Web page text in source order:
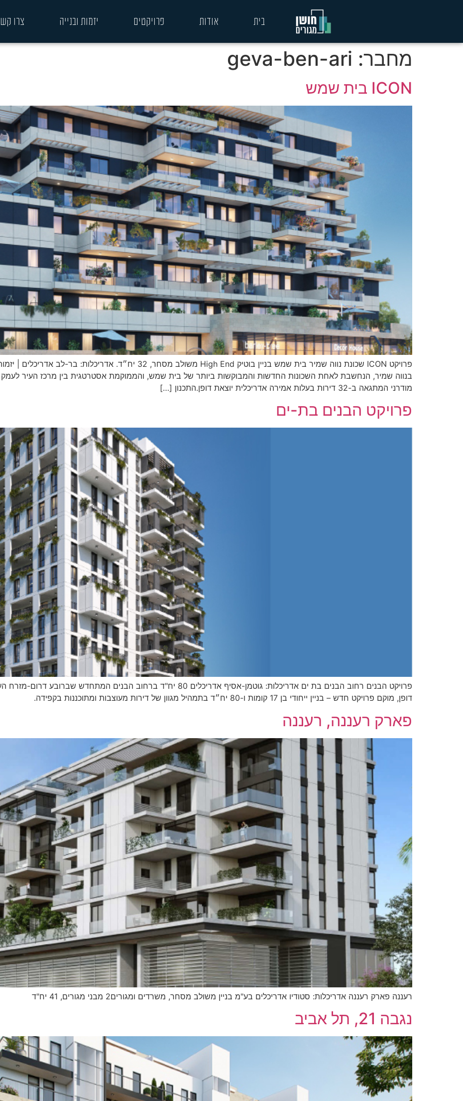
בית אודות פרויקטים יזמות ובנייה צרו
מחבר: geva-ben-ari
ICON בית שמש
מודרני המתגאה ב-32 דירות בעלות אמירה אדריכלית יוצאת דופן.התכנון […]
פרויקט הבנים בת-ים
פרויקט הבנים רחוב הבנים בת ים אדריכלות: גוטמן-אסיף אדריכלים 80 יח"ד ברחוב
דופן, מוקם פרויקט חדש – בניין ייחודי בן 17 קומות ו-80 יח״ד בתמהיל מגוון של דירות מעוצבות ומתוכננות בקפידה.
פארק רעננה, רעננה
רעננה פארק רעננה אדריכלות: סטודיו אדריכלים בע"מ בניין משולב מסחר, משרדים ומגורים2 מבני מגורים, 41 יח"ד
נגבה 21, תל אביב